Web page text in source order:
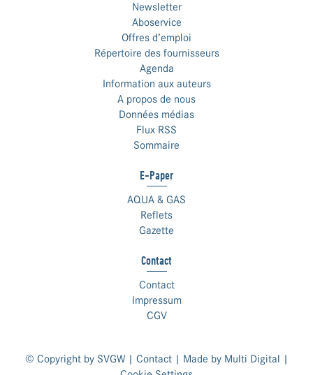
Newsletter
Aboservice
Offres d’emploi
Répertoire des fournisseurs
Agenda
Information aux auteurs
A propos de nous
Données médias
Flux RSS
Sommaire
E-Paper
AQUA & GAS
Reflets
Gazette
Contact
Contact
Impressum
CGV
© Copyright by SVGW | Contact| Made by Multi Digital |